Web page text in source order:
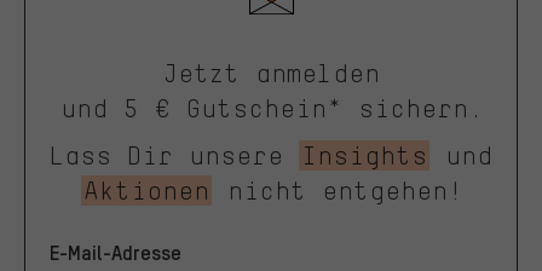
Jetzt anmelden
und 5 € Gutschein* sichern.
Lass Dir unsere
Insights
und
Aktionen
nicht entgehen!
E-Mail-Adresse